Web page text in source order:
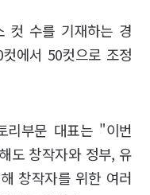
컷 수를 기재하는 경
에서 50컷으로 조정
리부문 대표는 "이번
도 창작자와 정부, 유
창작자를 위한 여러